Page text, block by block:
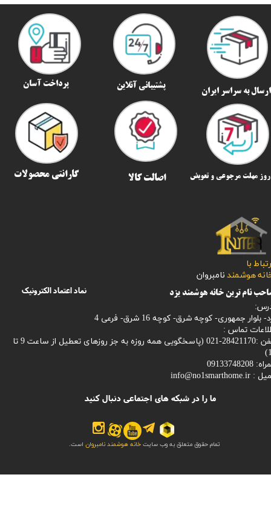
تمام حقوق متعلق به وب سایت خانه هوشمند نامبروان است.
با
هوشمند نامبروان
بلوار جمهوری- کوچه شرق- کوچه 16 شرق- فرعی 4
تماس :
021 (
پاسخگویی همه روزه به جز روزهای تعطیل از ساعت 9 تا
09133748208
:
info@no1smarthome.ir
ما را در شبکه های اجتماعی دنبال کنید
نماد اعتماد الکترونیک
ارسال به سراسر ایران​​​​​​​
پشتیبانی آنلاین پرداخت آسان
اصالت کالا گارانتی محصولات
نام ترین خانه هوشمند یزد